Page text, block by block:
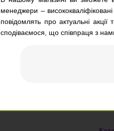
менеджери –
повідомлять про актуальні
сподіваємося, що співпраця з